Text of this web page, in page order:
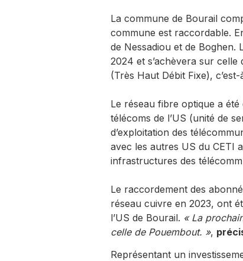
La commune de Bourail
commune est raccordable.
de Nessadiou et de Boghen.
2024 et s’achèvera sur
(Très Haut Débit Fixe),
Le réseau fibre optique a
télécoms de l’US (unité de
d’exploitation des
avec les autres US du CETI
infrastructures des
Le raccordement des
réseau cuivre en 2023, ont
l’US de Bourail. « La
celle de Pouembout. »,
Représentant un